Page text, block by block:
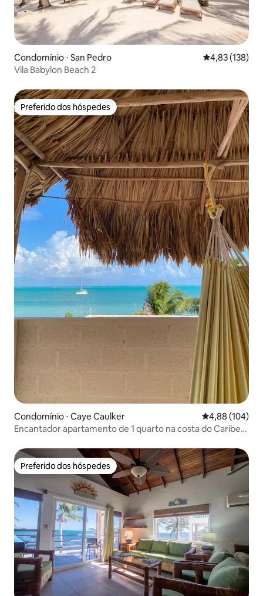
Condomínio ⋅ San Pedro 4,83 de uma
4,83 (138)
Vila Babylon Beach 2
Preferido dos hóspedes
Preferido dos hóspedes
Condomínio ⋅ Caye Caulker 4,88 de uma
4,88 (104)
Encantador apartamento de 1 quarto na costa do Caribe
Preferido dos hóspedes
Preferido dos hóspedes